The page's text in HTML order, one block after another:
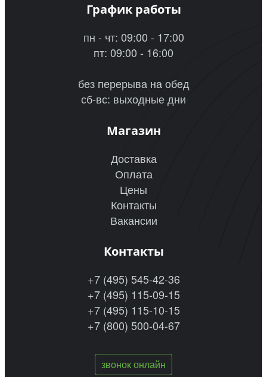
График работы
пн - чт: 09:00 - 17:00
пт: 09:00 - 16:00
без перерыва на обед
сб-вс: выходные дни
Магазин
Доставка
Оплата
Цены
Контакты
Вакансии
Контакты
+7 (495) 545-42-36
+7 (495) 115-09-15
+7 (495) 115-10-15
+7 (800) 500-04-67
звонок онлайн